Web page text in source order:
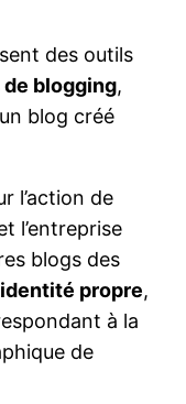
des outils
blogging,
blog créé
l’action de
l’entreprise
blogs des
identité propre,
à la
de